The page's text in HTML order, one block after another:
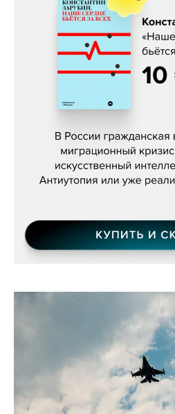
Константин